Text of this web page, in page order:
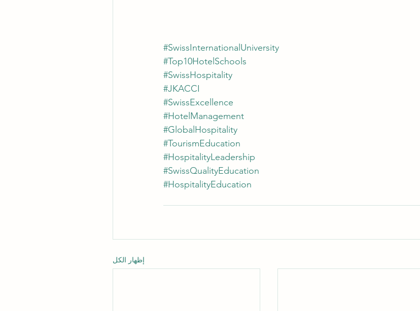
#SwissInternationalUniversity
#Top10HotelSchools
#SwissHospitality
#JKACCI
#SwissExcellence
#HotelManagement
#GlobalHospitality
#TourismEducation
#HospitalityLeadership
#SwissQualityEducation
#HospitalityEducation
إظهار الكل